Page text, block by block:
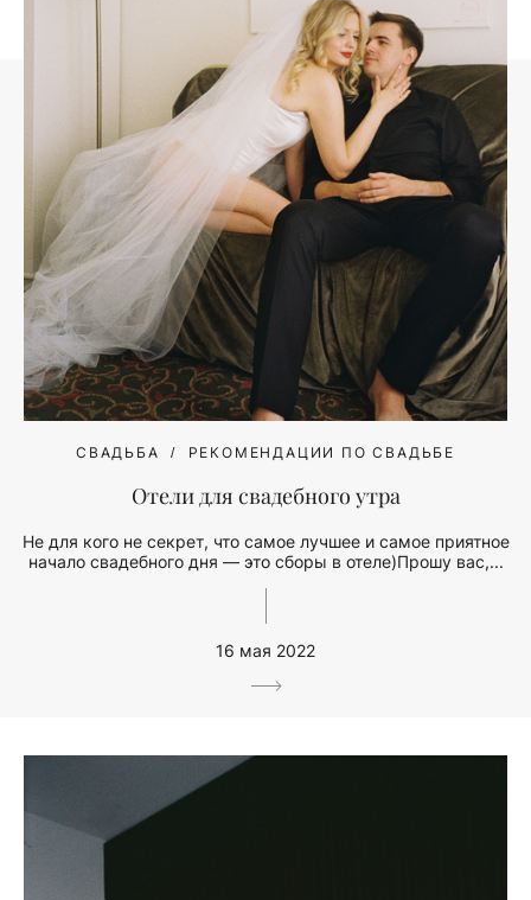
СВАДЬБА РЕКОМЕНДАЦИИ ПО СВАДЬБЕ
Отели для свадебного утра
Не для кого не секрет, что самое лучшее и самое приятное
начало свадебного дня — это сборы в отеле)Прошу вас,...
16 мая 2022